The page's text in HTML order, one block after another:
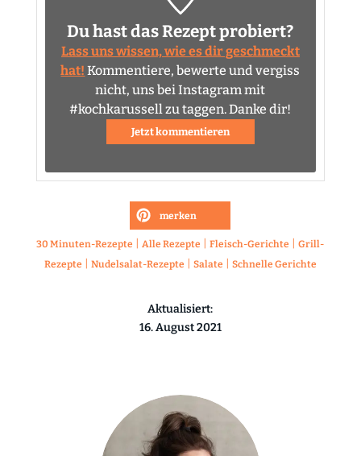
Du hast das Rezept probiert?
Lass uns wissen, wie es dir geschmeckt
hat! Kommentiere, bewerte und vergiss
nicht, uns bei Instagram mit
#kochkarussell zu taggen. Danke dir!
Jetzt kommentieren
merken
30 Minuten-Rezepte |Alle Rezepte |Fleisch-Gerichte |Grill-
Rezepte
Nudelsalat-Rezepte Salate Schnelle Gerichte
Aktualisiert:
16. August 2021